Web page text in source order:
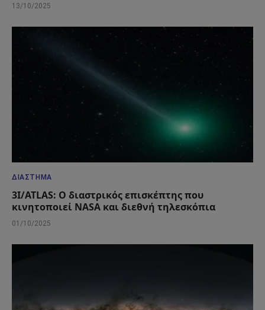
13/10/2025
ΔΙΆΣΤΗΜΑ
3I/ATLAS: Ο διαστρικός επισκέπτης που
κινητοποιεί NASA και διεθνή τηλεσκόπια
01/10/2025